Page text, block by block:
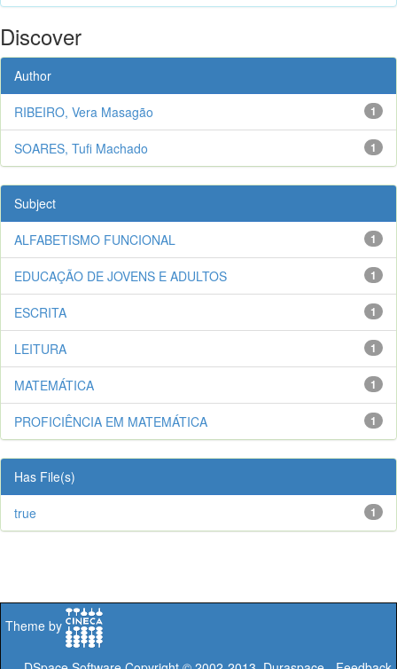
Discover
Author
1
RIBEIRO, Vera Masagão
1
SOARES, Tufi Machado
Subject
1
ALFABETISMO FUNCIONAL
1
EDUCAÇÃO DE JOVENS E ADULTOS
1
ESCRITA
1
LEITURA
1
MATEMÁTICA
1
PROFICIÊNCIA EM MATEMÁTICA
Has File(s)
1
true
Theme by